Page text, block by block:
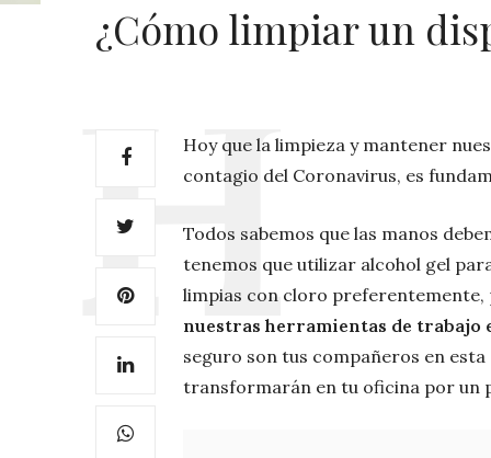
¿Cómo limpiar un
Hoy que la limpieza y mantener
contagio del Coronavirus, es
Todos sabemos que las manos
tenemos que utilizar alcohol gel
limpias con cloro
nuestras herramientas de trabajo
seguro son tus compañeros en
transformarán en tu oficina por un